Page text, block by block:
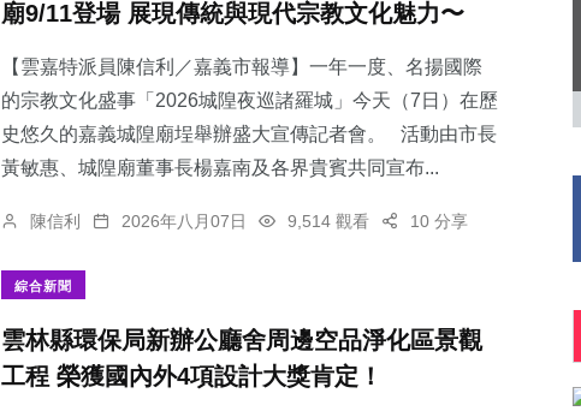
廟9/11登場 展現傳統與現代宗教文化魅力〜
【雲嘉特派員陳信利／嘉義市報導】一年一度、名揚國際
的宗教文化盛事「2026城隍夜巡諸羅城」今天（7日）在歷
史悠久的嘉義城隍廟埕舉辦盛大宣傳記者會。 活動由市長
黃敏惠、城隍廟董事長楊嘉南及各界貴賓共同宣布...
陳信利 2026年八月07日 9,514 觀看 10 分享
綜合新聞
雲林縣環保局新辦公廳舍周邊空品淨化區景觀
工程 榮獲國內外4項設計大獎肯定！